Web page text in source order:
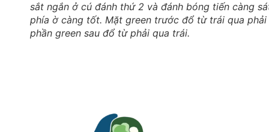
sắt ngắn ở cú đánh thứ 2 và đánh bóng tiến càng
phía ờ càng tốt. Mặt green trước đổ từ trái qua phải
phần green sau đổ từ phải qua trái.